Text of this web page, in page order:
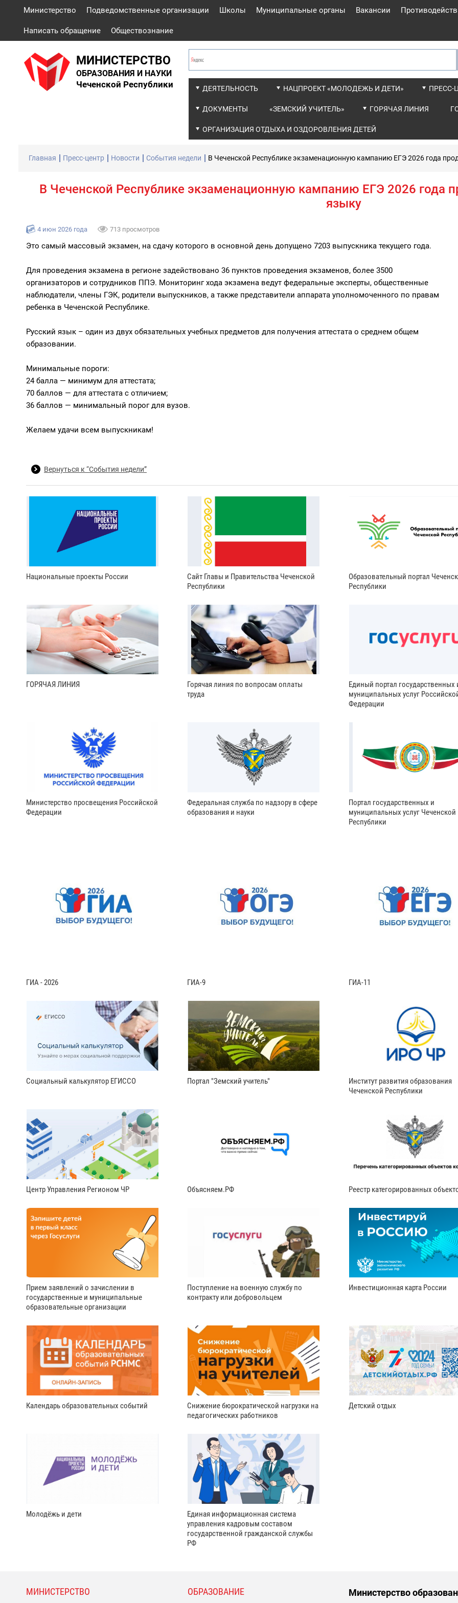
Министерство Подведомственные организации Школы Муниципальные органы Вакансии
Написать обращение Обществознание
МИНИСТЕРСТВО
ОБРАЗОВАНИЯ И НАУКИ
Чеченской Республики ДЕЯТЕЛЬНОСТЬ НАЦПРОЕКТ «МОЛОДЕЖЬ И ДЕТИ» ПРЕСС-
ДОКУМЕНТЫ «ЗЕМСКИЙ УЧИТЕЛЬ» ГОРЯЧАЯ ЛИНИЯ
ОРГАНИЗАЦИЯ ОТДЫХА И ОЗДОРОВЛЕНИЯ ДЕТЕЙ
Главная Пресс-центр Новости События недели В Чеченской Республике экзаменационную кампанию ЕГЭ 2026 года
В Чеченской Республике экзаменационную кампанию ЕГЭ 2026 года
языку
4 июн 2026 года 713 просмотров
Это самый массовый экзамен, на сдачу которого в основной день допущено 7203 выпускника текущего года.
Для проведения экзамена в регионе задействовано 36 пунктов проведения экзаменов, более 3500
организаторов и сотрудников ППЭ. Мониторинг хода экзамена ведут федеральные эксперты, общественные
наблюдатели, члены ГЭК, родители выпускников, а также представители аппарата уполномоченного по правам
ребенка в Чеченской Республике.
Русский язык – один из двух обязательных учебных предметов для получения аттестата о среднем общем
образовании.
Минимальные пороги:
24 балла — минимум для аттестата;
70 баллов — для аттестата с отличием;
36 баллов — минимальный порог для вузов.
Желаем удачи всем выпускникам!
Вернуться к “События недели”
Национальные проекты России
Сайт Главы и Правительства Чеченской
Республики
Образовательный портал
Республики
ГОРЯЧАЯ ЛИНИЯ
Горячая линия по вопросам оплаты
труда
Единый портал государственных
муниципальных услуг
Федерации
Министерство просвещения Российской
Федерации
Федеральная служба по надзору в сфере
образования и науки
Портал государственных и
муниципальных услуг Чеченской
Республики
ГИА - 2026 ГИА-9 ГИА-11
Социальный калькулятор ЕГИССО Портал "Земский учитель"
Институт развития образования
Чеченской Республики
Центр Управления Регионом ЧР Объясняем.РФ Реестр категорированных
Прием заявлений о зачислении в
государственные и муниципальные
образовательные организации
Поступление на военную службу по
контракту или добровольцем
Инвестиционная карта России
Календарь образовательных событий
Снижение бюрократической нагрузки на
педагогических работников
Детский отдых
Молодёжь и дети
Единая информационная система
управления кадровым составом
государственной гражданской службы
РФ
МИНИСТЕРСТВО ОБРАЗОВАНИЕ Министерство